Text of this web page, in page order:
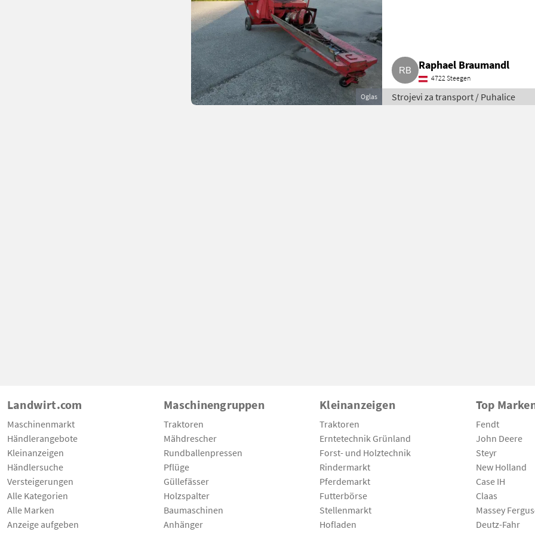
Oglas
Raphael Braumandl
4722 Steegen
Strojevi za transport / Puhalice
Landwirt.com
Maschinenmarkt
Händlerangebote
Kleinanzeigen
Händlersuche
Versteigerungen
Alle Kategorien
Alle Marken
Anzeige aufgeben
Maschinengruppen
Traktoren
Mähdrescher
Rundballenpressen
Pflüge
Güllefässer
Holzspalter
Baumaschinen
Anhänger
Kleinanzeigen
Traktoren
Erntetechnik Grünland
Forst- und Holztechnik
Rindermarkt
Pferdemarkt
Futterbörse
Stellenmarkt
Hofladen
Top
Fendt
John Deere
Steyr
New Holland
Case IH
Claas
Massey
Deutz-Fahr